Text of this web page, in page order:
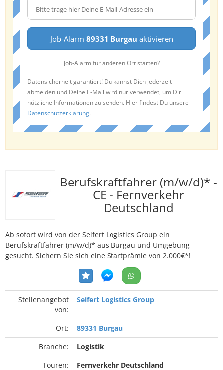
Job-Alarm 89331 Burgau aktivieren
Job-Alarm für anderen Ort starten?
Datensicherheit garantiert! Du kannst Dich jederzeit
abmelden und Deine E-Mail wird nur verwendet, um Dir
nützliche Informationen zu senden. Hier findest Du unsere
Datenschutzerklärung.
Berufskraftfahrer (m/w/d)* -
CE - Fernverkehr
Deutschland
Ab sofort wird von der Seifert Logistics Group ein
Berufskraftfahrer (m/w/d)* aus Burgau und Umgebung
gesucht. Sichern Sie sich eine Startprämie von 2.000€*!
Stellenangebot
von:
Seifert Logistics Group
Ort:
89331 Burgau
Branche:
Logistik
Touren:
Fernverkehr Deutschland